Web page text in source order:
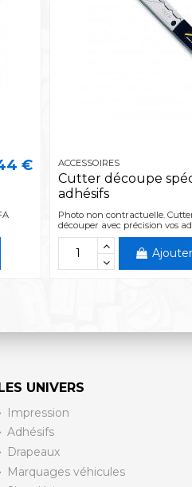
€ ACCESSOIRES
Cutter découpe
adhésifs
Photo non contractuelle.
découper avec précision vos
UNIVERS
Impression
Adhésifs
Drapeaux
Marquages véhicules